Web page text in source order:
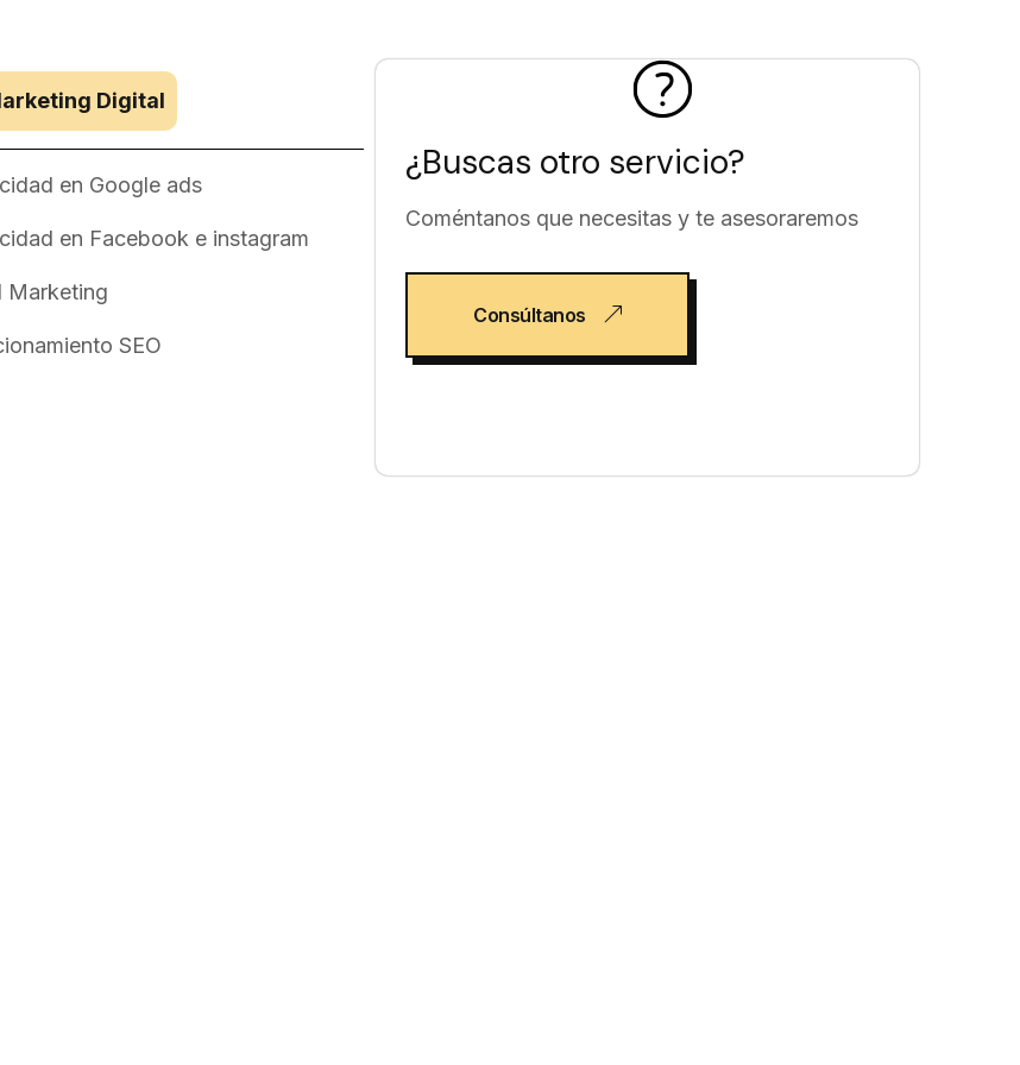
Digital
en Google ads
en Facebook e instagram
Marketing
SEO
¿Buscas otro servicio?
Coméntanos que necesitas y te asesoraremos
Consúltanos